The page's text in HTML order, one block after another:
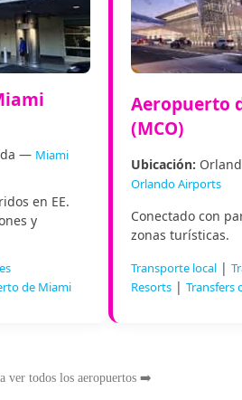
— Miami
en EE.
y
de Miami
Aeropuerto
(MCO)
Ubicación:
Orlando Airports
Conectado con
zonas turísticas.
Transporte local |
Resorts | Transfers
ver todos los aeropuertos ➡️